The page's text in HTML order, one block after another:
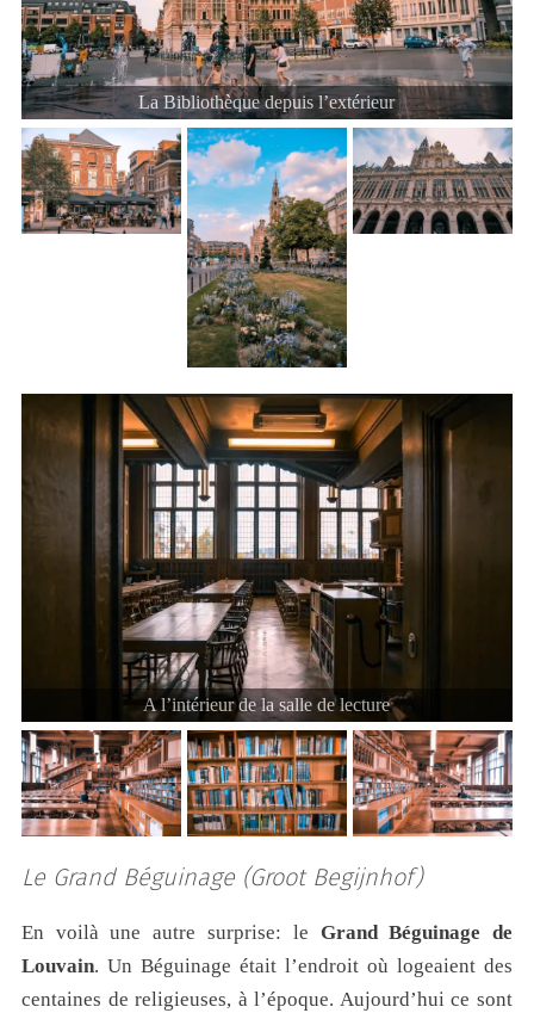
La Bibliothèque depuis l’extérieur
A l’intérieur de la salle de lecture
Le Grand Béguinage (Groot Begijnhof)
En voilà une autre surprise: le Grand Béguinage de
Louvain. Un Béguinage était l’endroit où logeaient des
centaines de religieuses, à l’époque. Aujourd’hui ce sont